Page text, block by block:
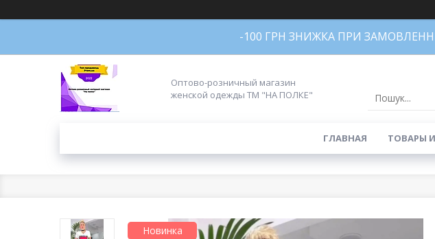
-100 ГРН ЗНИЖКА ПРИ ЗАМОВЛЕННІ
Оптово-розничный магазин
женской одежды ТМ "НА ПОЛКЕ"
ГЛАВНАЯ ТОВАРЫ
Новинка